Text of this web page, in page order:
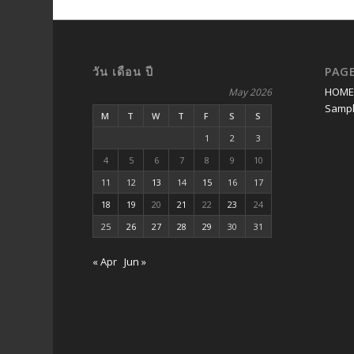
วัน เดือน ปี
May 2026
M T W T F S
S
1
2
3
4
5 6 7 8 9
10
11
12 13 14 15 16
17
18
19 20 21 22 23
24
25
26 27 28 29 30 31
« Apr Jun »
HOME